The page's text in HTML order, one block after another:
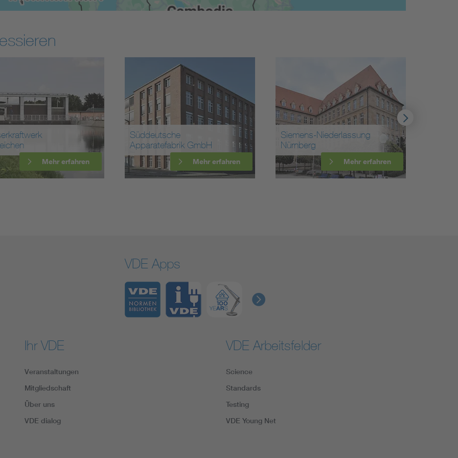
Mehr erfahren
Süddeutsche
Apparatefabrik GmbH
Mehr erfahren
Siemens-Niederlassung
Nürnberg
Mehr erfahren
VDE Apps
Ihr VDE
Veranstaltungen
Mitgliedschaft
Über uns
VDE dialog
VDE Arbeitsfelder
Science
Standards
Testing
VDE Young Net